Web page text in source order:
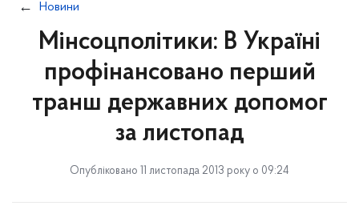
Новини
Мінсоцполітики: В Україні
профінансовано перший
транш державних допомог
за листопад
Опубліковано 11 листопада 2013 року о 09:24